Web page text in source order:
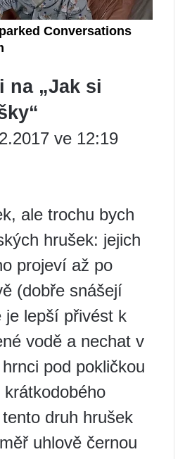
na „Jak si
ve 12:19
ale trochu bych
hrušek: jejich
projeví až po
(dobře snášejí
je lepší přivést k
vodě a nechat v
pod pokličkou
druh hrušek
uhlově černou